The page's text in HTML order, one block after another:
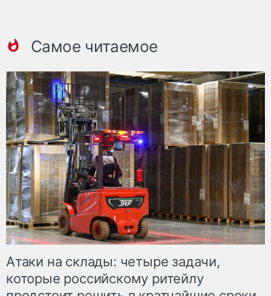
Самое читаемое
Атаки на склады: четыре задачи,
которые российскому ритейлу